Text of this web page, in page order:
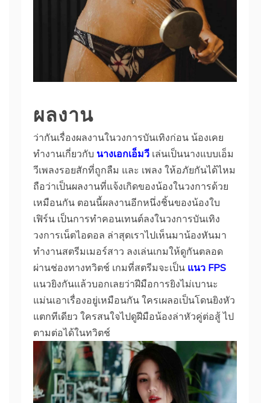
ผลงาน
ว่ากันเรื่องผลงานในวงการบันเทิงก่อน น้องเคย
ทำงานเกี่ยวกับ นางเอกเอ็มวี เล่นเป็นนางแบบเอ็ม
วีเพลงรอยสักที่ถูกลืม และ เพลง ให้อภัยกันได้ไหม
ถือว่าเป็นผลงานที่แจ้งเกิดของน้องในวงการด้วย
เหมือนกัน ตอนนี้ผลงานอีกหนึ่งชิ้นของน้องใบ
เฟิร์น เป็นการทำคอนเทนต์ลงในวงการบันเทิง
วงการเน็ตไอดอล ล่าสุดเราไปเห็นมาน้องหันมา
ทำงานสตรีมเมอร์สาว ลงเล่นเกมให้ดูกันตลอด
ผ่านช่องทางทวิตช์ เกมที่สตรีมจะเป็น แนว FPS
แนวยิงกันแล้วบอกเลยว่าฝีมือการยิงไม่เบานะ
แม่นเอาเรื่องอยู่เหมือนกัน ใครเผลอเป็นโดนยิงหัว
แตกทีเดียว ใครสนใจไปดูฝีมือน้องล่าหัวคู่ต่อสู้ ไป
ตามต่อได้ในทวิตช์